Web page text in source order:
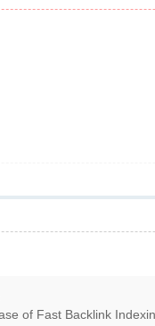
of Fast Backlink